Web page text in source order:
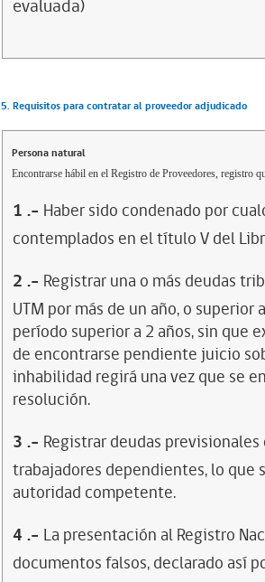
evaluada)
5. Requisitos para contratar al proveedor adjudicado
Persona natural
Encontrarse hábil en el Registro de Proveedores, registro
1 .- Haber sido condenado por
contemplados en el título V del
2 .- Registrar una o más deudas
UTM por más de un año, o
período superior a 2 años, sin que
de encontrarse pendiente juicio
inhabilidad regirá una vez que se
resolución.
3 .- Registrar deudas
trabajadores dependientes, lo
autoridad competente.
4 .- La presentación al Registro
documentos falsos, declarado así